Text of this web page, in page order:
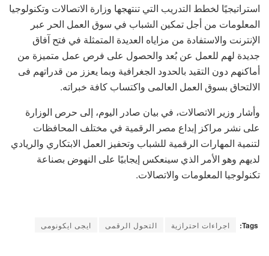
استراتيجيًا لخطط التدريب التي تنتهجها وزارة الاتصالات وتكنولوجيا
المعلومات من أجل تمكين الشباب في سوق العمل الحر عبر
الإنترنت والاستفادة من مزاياه العديدة المتمثلة في فتح آفاق
جديدة لهم للعمل عن بُعد والحصول على فرص عمل متميزة من
أماكنهم دون التقيد بالحدود الجغرافية وبما يعزز من قدراتهم فى
الالتحاق بسوق العمل العالمى واكتساب كافة خبراته.
وأشار وزير الاتصالات، في بيان صادر اليوم، إلى حرص الوزارة
على نشر مراكز إبداع مصر الرقمية في مختلف المحافظات
لتنمية المهارات الرقمية للشباب وتحفيز العمل الابتكاري والريادي
لديهم وهو الأمر الذي سينعكس إيجابيًا على النهوض بصناعة
تكنولوجيا المعلومات والاتصالات.
Tags: اجراءات احترازية التحول الرقمى ايجى ايكونومى